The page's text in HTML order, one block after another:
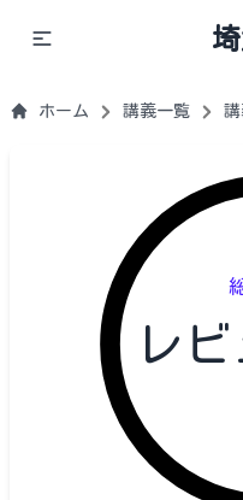
ホーム 講義一覧 講
レ